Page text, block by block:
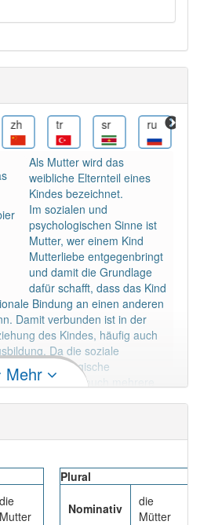
: 57
Nutzer haben den Artikel
ro
Als Mutter wird das
weibliche Elternteil eines
Kindes bezeichnet.
Im sozialen und
psychologischen Sinne ist
Mutter, wer einem Kind
Mutterliebe entgegenbringt
und damit die Grundlage
dafür schafft, dass das Kind
Bindung an einen anderen
Damit verbunden ist in der
des Kindes, häufig auch
Da die soziale
an die biologische
kann ein Kind auch mehrere
oder wenn es von
wird.
wer die Eizelle
und geboren hat. Mehr lesen
Mehr
die
Mutter
Plural
Nominativ
die
Mütter